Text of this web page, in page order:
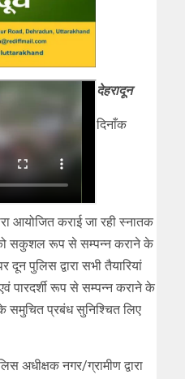
देहरादून
दिनाँक
आयोजित कराई जा रही स्नातक
को सकुशल रूप से सम्पन्न कराने के
दून पुलिस द्वारा सभी तैयारियां
एवं पारदर्शी रूप से सम्पन्न कराने के
के समुचित प्रबंध सुनिश्चित लिए
अधीक्षक नगर/ग्रामीण द्वारा